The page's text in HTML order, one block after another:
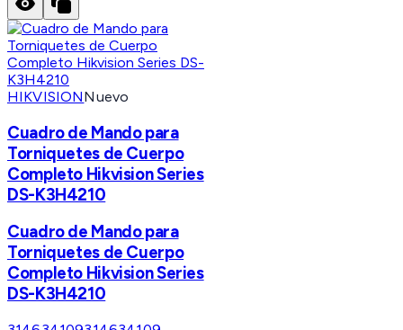
HIKVISIONNuevo
Cuadro de Mando para
Torniquetes de Cuerpo
Completo Hikvision Series
DS-K3H4210
Cuadro de Mando para
Torniquetes de Cuerpo
Completo Hikvision Series
DS-K3H4210